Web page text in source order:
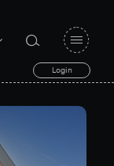
Login
search
form
toggle